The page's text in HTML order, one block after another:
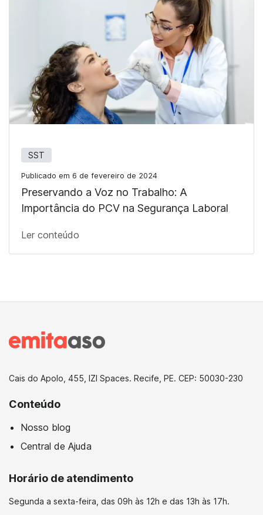
SST
Publicado em 6 de fevereiro de 2024
Preservando a Voz no Trabalho: A
Importância do PCV na Segurança Laboral
Ler conteúdo
Cais do Apolo, 455, IZI Spaces. Recife, PE. CEP: 50030-230
Conteúdo
Nosso blog
Central de Ajuda
Horário de atendimento
Segunda a sexta-feira, das 09h às 12h e das 13h às 17h.